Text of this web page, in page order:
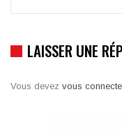
LAISSER UNE
Vous devez vous